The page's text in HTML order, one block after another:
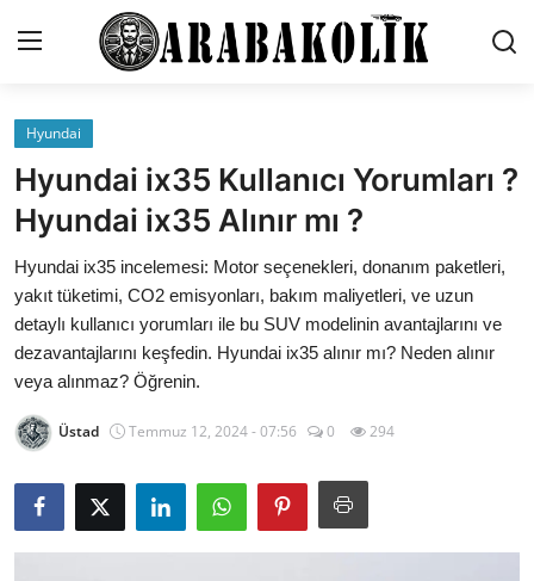
İletişim
Genel
Karşılaştırmalar
Testler
Markalar
Motosiklet
Paketler
Hyundai
Hyundai ix35 Kullanıcı Yorumları ?
Hyundai ix35 Alınır mı ?
Hyundai ix35 incelemesi: Motor seçenekleri, donanım paketleri,
yakıt tüketimi, CO2 emisyonları, bakım maliyetleri, ve uzun
detaylı kullanıcı yorumları ile bu SUV modelinin avantajlarını ve
dezavantajlarını keşfedin. Hyundai ix35 alınır mı? Neden alınır
veya alınmaz? Öğrenin.
Üstad Temmuz 12, 2024 - 07:56 0 294